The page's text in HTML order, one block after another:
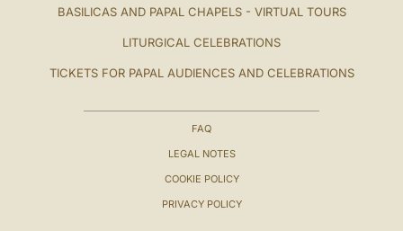
BASILICAS AND PAPAL CHAPELS - VIRTUAL TOURS
LITURGICAL CELEBRATIONS
TICKETS FOR PAPAL AUDIENCES AND CELEBRATIONS
FAQ
LEGAL NOTES
COOKIE POLICY
PRIVACY POLICY